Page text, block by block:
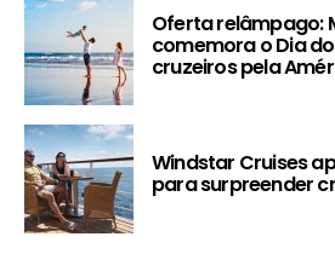
Oferta relâmpago:
comemora o Dia
cruzeiros pela
Windstar Cruises
para surpreender